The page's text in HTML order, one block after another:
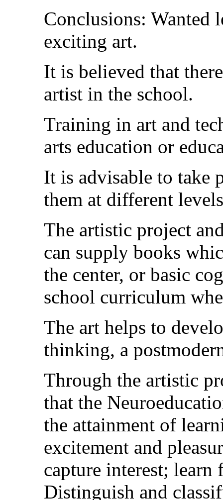
Conclusions: Wanted
exciting art.
It is believed that
artist in the school.
Training in art and
arts education or
It is advisable to take
them at different
The artistic project
can supply books
the center, or basic
school curriculum
The art helps to
thinking, a
Through the artistic
that the
the attainment of
excitement and
capture interest; learn
Distinguish and